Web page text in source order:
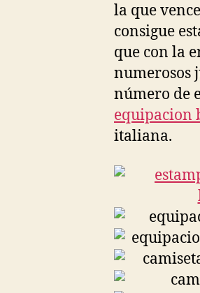
la que
consigue
que con la
numerosos
número de
equipacion
italiana.